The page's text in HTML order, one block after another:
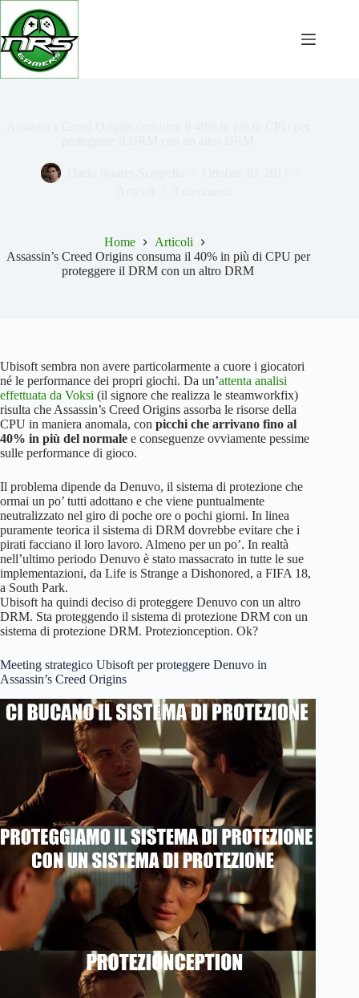
Salta
contenuto
Home
Articoli
Assassin’s Creed Origins consuma il 40% in più di CPU per
proteggere il DRM con un altro DRM
Ubisoft sembra non avere particolarmente a cuore i giocatori
né le performance dei propri giochi. Da un’attenta analisi
effettuata da Voksi (il signore che realizza le steamworkfix)
risulta che Assassin’s Creed Origins assorba le risorse della
CPU in maniera anomala, con picchi che arrivano fino al
40% in più del normale e conseguenze ovviamente pessime
sulle performance di gioco.
Il problema dipende da Denuvo, il sistema di protezione che
ormai un po’ tutti adottano e che viene puntualmente
neutralizzato nel giro di poche ore o pochi giorni. In linea
puramente teorica il sistema di DRM dovrebbe evitare che i
pirati facciano il loro lavoro. Almeno per un po’. In realtà
nell’ultimo periodo Denuvo è stato massacrato in tutte le sue
implementazioni, da Life is Strange a Dishonored, a FIFA 18,
a South Park.
Ubisoft ha quindi deciso di proteggere Denuvo con un altro
DRM. Sta proteggendo il sistema di protezione DRM con un
sistema di protezione DRM. Protezionception. Ok?
Meeting strategico Ubisoft per proteggere Denuvo in
Assassin’s Creed Origins